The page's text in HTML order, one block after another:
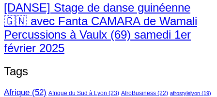
[DANSE] Stage de danse guinéenne
🇬🇳 avec Fanta CAMARA de Wamali
Percussions à Vaulx (69) samedi 1er
février 2025
Tags
Afrique (52) Afrique du Sud à Lyon (23) AfroBusiness (22) afrostylelyon (19)